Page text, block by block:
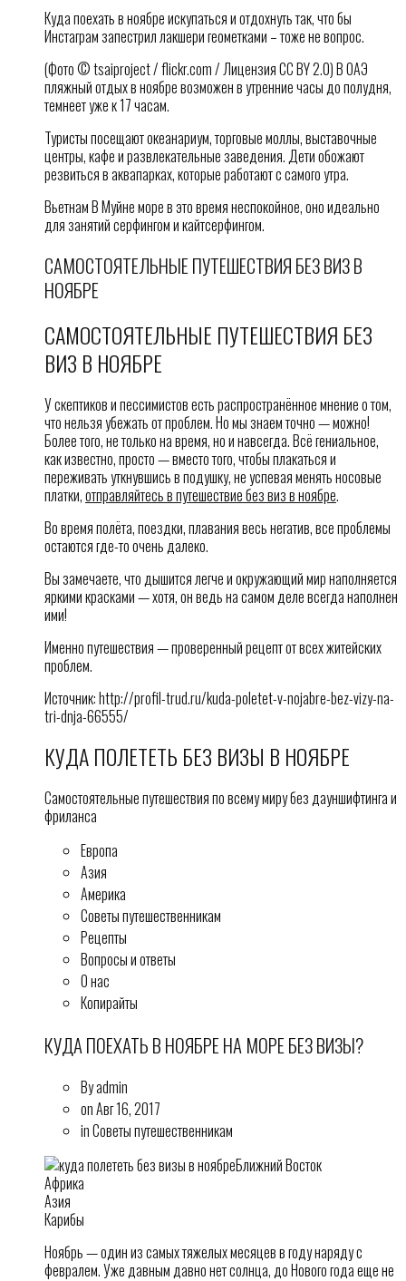
Куда поехать в ноябре искупаться и отдохнуть так, что бы
Инстаграм запестрил лакшери геометками – тоже не вопрос.
(Фото © tsaiproject / flickr.com / Лицензия CC BY 2.0) В ОАЭ
пляжный отдых в ноябре возможен в утренние часы до полудня,
темнеет уже к 17 часам.
Туристы посещают океанариум, торговые моллы, выставочные
центры, кафе и развлекательные заведения. Дети обожают
резвиться в аквапарках, которые работают с самого утра.
Вьетнам В Муйне море в это время неспокойное, оно идеально
для занятий серфингом и кайтсерфингом.
САМОСТОЯТЕЛЬНЫЕ ПУТЕШЕСТВИЯ БЕЗ ВИЗ В
НОЯБРЕ
САМОСТОЯТЕЛЬНЫЕ ПУТЕШЕСТВИЯ БЕЗ
ВИЗ В НОЯБРЕ
У скептиков и пессимистов есть распространённое мнение о том,
что нельзя убежать от проблем. Но мы знаем точно — можно!
Более того, не только на время, но и навсегда. Всё гениальное,
как известно, просто — вместо того, чтобы плакаться и
переживать уткнувшись в подушку, не успевая менять носовые
платки,отправляйтесь в путешествие без виз в ноябре.
Во время полёта, поездки, плавания весь негатив, все проблемы
остаются где-то очень далеко.
Вы замечаете, что дышится легче и окружающий мир наполняется
яркими красками — хотя, он ведь на самом деле всегда наполнен
ими!
Именно путешествия — проверенный рецепт от всех житейских
проблем.
Источник: http://profil-trud.ru/kuda-poletet-v-nojabre-bez-vizy-na-
tri-dnja-66555/
КУДА ПОЛЕТЕТЬ БЕЗ ВИЗЫ В НОЯБРЕ
Самостоятельные путешествия по всему миру без дауншифтинга и
фриланса
Европа
Азия
Америка
Советы путешественникам
Рецепты
Вопросы и ответы
О нас
Копирайты
КУДА ПОЕХАТЬ В НОЯБРЕ НА МОРЕ БЕЗ ВИЗЫ?
By admin
on Авг 16, 2017
in Советы путешественникам
Ближний Восток
Африка
Азия
Карибы
Ноябрь — один из самых тяжелых месяцев в году наряду с
февралем. Уже давным давно нет солнца, до Нового года еще не